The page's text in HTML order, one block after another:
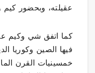
عقيلته، وبحضور كيم
كما اتفق شي وكيم
فيها الصين وكوريا
خمسينيات القرن